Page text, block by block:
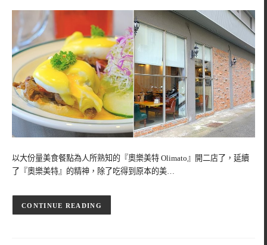
以大份量美食餐點為人所熟知的『奧樂美特 Olimato』開二店了，延續
了『奧樂美特』的精神，除了吃得到原本的美…
CONTINUE READING